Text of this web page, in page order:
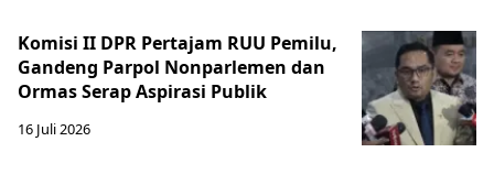
Komisi II DPR Pertajam RUU Pemilu,
Gandeng Parpol Nonparlemen dan
Ormas Serap Aspirasi Publik
16 Juli 2026